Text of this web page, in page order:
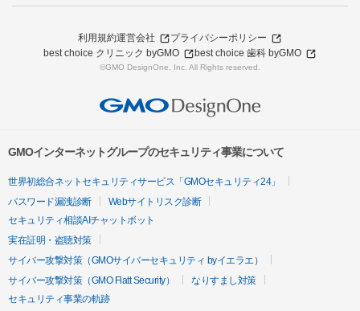
利用規約運営会社
プライバシーポリシー
best choice クリニック byGMO
best choice 歯科 byGMO
©GMO DesignOne, Inc. All Rights reserved.
GMOインターネットグループのセキュリティ事業について
世界初総合ネットセキュリティサービス「GMOセキュリティ24」
パスワード漏洩診断
Webサイトリスク診断
セキュリティ相談AIチャットボット
実在証明・盗聴対策
サイバー攻撃対策（GMOサイバーセキュリティ byイエラエ）
サイバー攻撃対策（GMO Flatt Security）
なりすまし対策
セキュリティ事業の軌跡